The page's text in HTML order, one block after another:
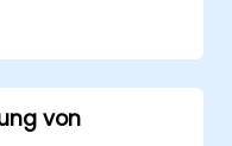
von